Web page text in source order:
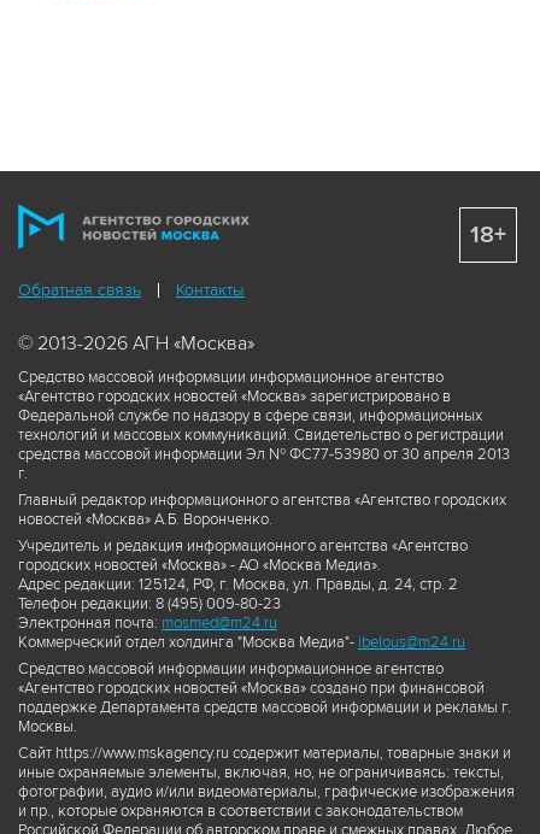
Обратная связь Контакты
© 2013-2026 АГН «Москва»
Средство массовой информации информационное агентство
«Агентство городских новостей «Москва» зарегистрировано в
Федеральной службе по надзору в сфере связи, информационных
технологий и массовых коммуникаций. Свидетельство о регистрации
средства массовой информации Эл № ФС77-53980 от 30 апреля 2013
г.
Главный редактор информационного агентства «Агентство городских
новостей «Москва» А.Б. Воронченко.
Учредитель и редакция информационного агентства «Агентство
городских новостей «Москва» - АО «Москва Медиа».
Адрес редакции: 125124, РФ, г. Москва, ул. Правды, д. 24, стр. 2
Телефон редакции: 8 (495) 009-80-23
Электронная почта: mosmed@m24.ru
Коммерческий отдел холдинга "Москва Медиа"- ibelous@m24.ru
Средство массовой информации информационное агентство
«Агентство городских новостей «Москва» создано при финансовой
поддержке Департамента средств массовой информации и рекламы г.
Москвы.
Сайт https://www.mskagency.ru содержит материалы, товарные знаки и
иные охраняемые элементы, включая, но, не ограничиваясь: тексты,
фотографии, аудио и/или видеоматериалы, графические изображения
и пр., которые охраняются в соответствии с законодательством
18+